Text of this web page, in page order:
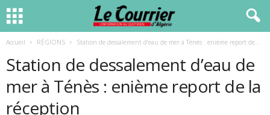
Accueil RÉGIONS Station de dessalement d’eau de mer à Ténès : enième report de...
Station de dessalement d’eau de
mer à Ténès : enième report de la
réception